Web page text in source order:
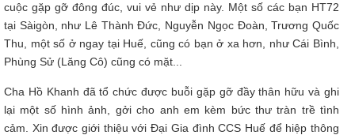
cuộc gặp gỡ đông đúc, vui vẻ như dịp này. Một số các bạn HT72
tại Sàigòn, như Lê Thành Đức, Nguyễn Ngọc Đoàn, Trương Quốc
Thu, một số ở ngay tại Huế, cũng có bạn ở xa hơn, như Cái Bình,
Phùng Sử (Lăng Cô) cũng có mặt...
Cha Hồ Khanh đã tổ chức được buỗi gặp gỡ đầy thân hữu và ghi
lại một số hình ảnh, gởi cho anh em kèm bức thư tràn trề tình
cảm. Xin được giới thiệu với Đại Gia đình CCS Huế để hiệp thông